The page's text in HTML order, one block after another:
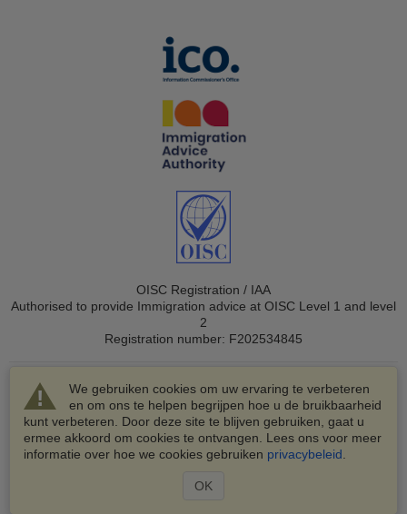
We gebruiken cookies om uw ervaring te verbeteren
en om ons te helpen begrijpen hoe u de bruikbaarheid
kunt verbeteren. Door deze site te blijven gebruiken, gaat u
ermee akkoord om cookies te ontvangen. Lees ons voor meer
informatie over hoe we cookies gebruiken privacybeleid
OK
OISC Registration / IAA
Authorised to provide Immigration advice at OISC Level 1 and level
2
Registration number: F202534845
© 2003-2026 VisaHQ.com, Inc. Alle rechten voorbehouden.
VisaHQ en het VisaHQ-logo zijn geregistreerde
handelsmerken van VisaHQ.com, Inc.